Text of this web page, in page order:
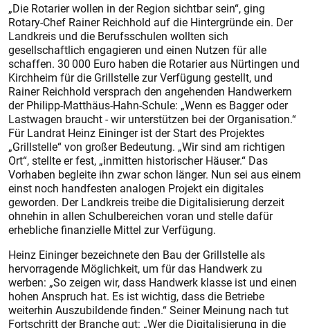
„Die Rotarier wollen in der Region sichtbar sein“, ging
Rotary-Chef Rainer Reichhold auf die Hintergründe ein. Der
Landkreis und die Berufsschulen wollten sich
gesellschaftlich engagieren und einen Nutzen für alle
schaffen. 30 000 Euro haben die Rotarier aus Nürtingen und
Kirchheim für die Grillstelle zur Verfügung gestellt, und
Rainer Reichhold versprach den angehenden Handwerkern
der Philipp-Matthäus-Hahn-Schule: „Wenn es Bagger oder
Lastwagen braucht - wir unterstützen bei der Organisation.“
Für Landrat Heinz Eininger ist der Start des Projektes
„Grillstelle“ von großer Bedeutung. „Wir sind am richtigen
Ort“, stellte er fest, „inmitten historischer Häuser.“ Das
Vorhaben begleite ihn zwar schon länger. Nun sei aus einem
einst noch handfesten analogen Projekt ein digitales
geworden. Der Landkreis treibe die Digitalisierung derzeit
ohnehin in allen Schulbereichen voran und stelle dafür
erhebliche finanzielle Mittel zur Verfügung.
Heinz Eininger bezeichnete den Bau der Grillstelle als
hervorragende Möglichkeit, um für das Handwerk zu
werben: „So zeigen wir, dass Handwerk klasse ist und einen
hohen Anspruch hat. Es ist wichtig, dass die Betriebe
weiterhin Auszubildende finden.“ Seiner Meinung nach tut
Fortschritt der Branche gut: „Wer die Digitalisierung in die